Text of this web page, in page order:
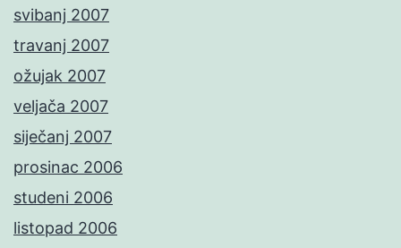
svibanj 2007
travanj 2007
ožujak 2007
veljača 2007
siječanj 2007
prosinac 2006
studeni 2006
listopad 2006